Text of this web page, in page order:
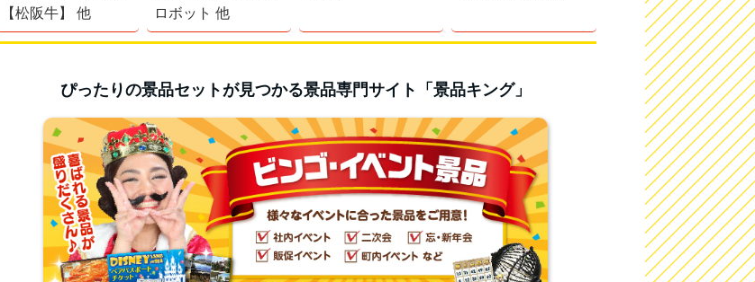
【松阪牛】 他
ロボット 他
ぴったりの景品セットが見つかる景品専門サイト「景品キング」